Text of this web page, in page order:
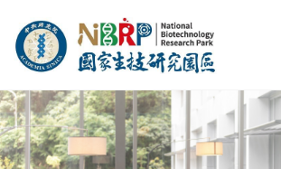
中央研究院官方網